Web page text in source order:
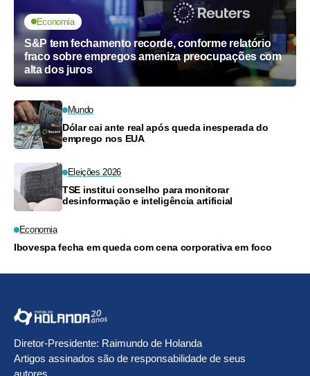
Economia
S&P tem fechamento recorde, conforme relatório
fraco sobre empregos ameniza preocupações com
alta dos juros
Mundo
Dólar cai ante real após queda inesperada do
emprego nos EUA
Eleições 2026
TSE institui conselho para monitorar
desinformação e inteligência artificial
Economia
Ibovespa fecha em queda com cena corporativa em foco
Diretor-Presidente: Raimundo de Holanda
Artigos assinados são de responsabilidade de seus